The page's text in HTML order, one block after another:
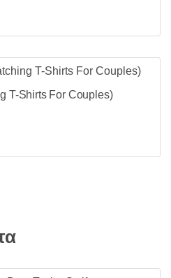
T-Shirts For Couples)